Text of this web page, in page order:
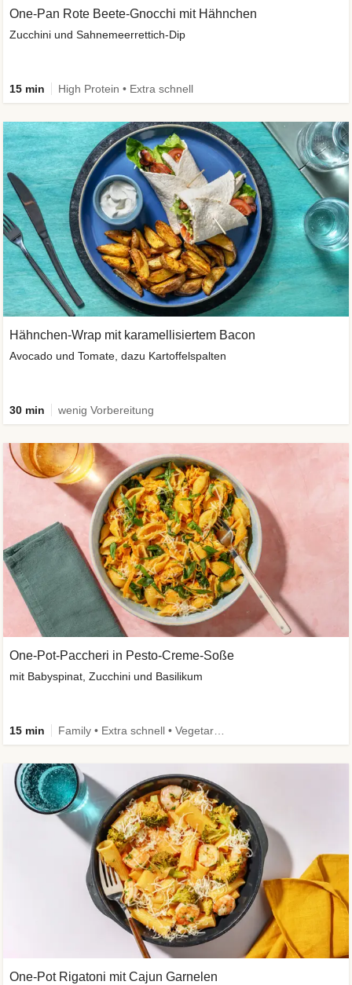
One-Pan Rote Beete-Gnocchi mit Hähnchen
Zucchini und Sahnemeerrettich-Dip
15 min High Protein • Extra schnell
Hähnchen-Wrap mit karamellisiertem Bacon
Avocado und Tomate, dazu Kartoffelspalten
30 min wenig Vorbereitung
One-Pot-Paccheri in Pesto-Creme-Soße
mit Babyspinat, Zucchini und Basilikum
15 min
One-Pot Rigatoni mit Cajun Garnelen